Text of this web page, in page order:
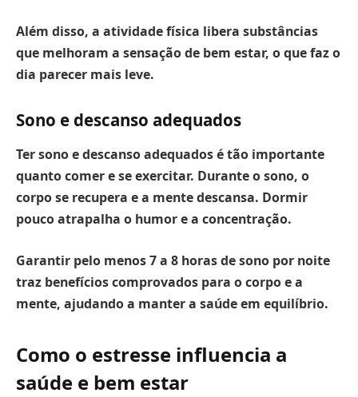
Além disso, a atividade física libera substâncias
que melhoram a sensação de bem estar, o que faz o
dia parecer mais leve.
Sono e descanso adequados
Ter sono e descanso adequados é tão importante
quanto comer e se exercitar. Durante o sono, o
corpo se recupera e a mente descansa. Dormir
pouco atrapalha o humor e a concentração.
Garantir pelo menos 7 a 8 horas de sono por noite
traz benefícios comprovados para o corpo e a
mente, ajudando a manter a saúde em equilíbrio.
Como o estresse influencia a
saúde e bem estar